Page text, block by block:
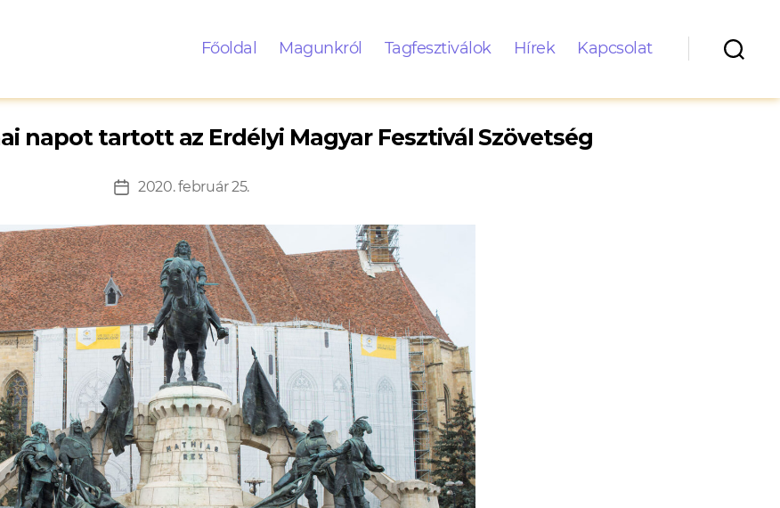
Főoldal Magunkról Tagfesztiválok Hírek Kapcsolat
napot tartott az Erdélyi Magyar Fesztivál Szövetség
2020. február 25.